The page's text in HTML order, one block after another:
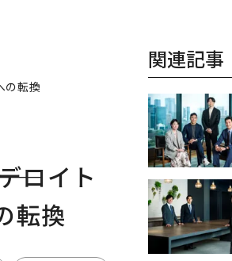
の転換
ロイト
転換
関連記事